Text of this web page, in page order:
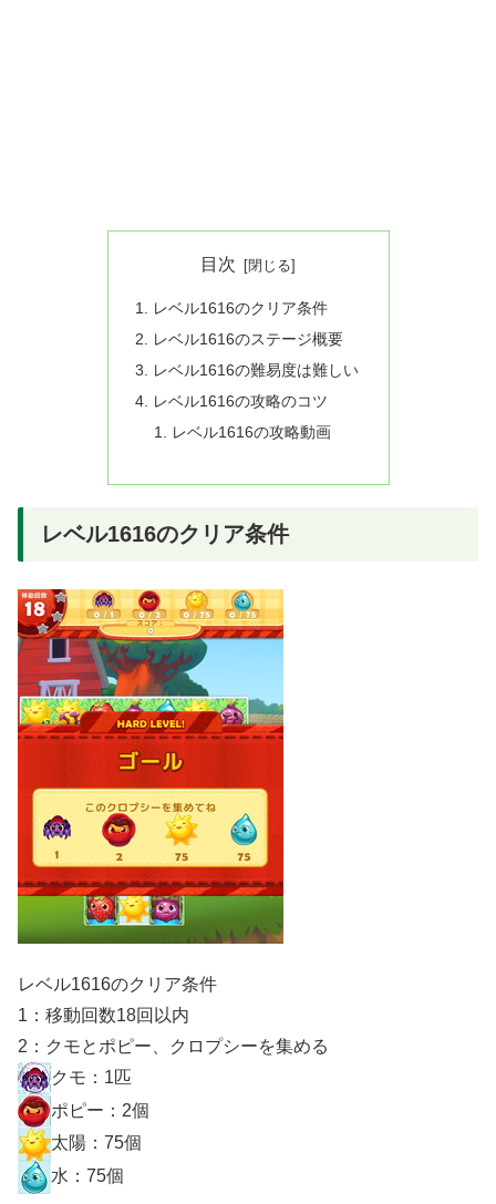
目次
レベル1616のクリア条件
レベル1616のステージ概要
レベル1616の難易度は難しい
レベル1616の攻略のコツ
レベル1616の攻略動画
レベル1616のクリア条件
レベル1616のクリア条件
1：移動回数18回以内
2：クモとポピー、クロプシーを集める
クモ：1匹
ポピー：2個
太陽：75個
水：75個